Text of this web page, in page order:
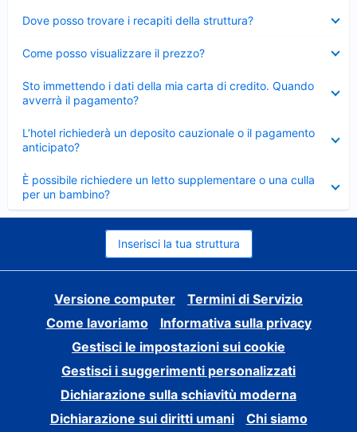
Dove posso trovare i recapiti della struttura?
chiuso
Come posso visualizzare il prezzo?
chiuso
Sto immettendo i dati della mia carta di credito. Quando
avverrà il pagamento?
chiuso
L’hotel richiederà un deposito cauzionale o il pagamento
anticipato?
chiuso
È possibile richiedere un letto supplementare o una culla
per un bambino?
Elemento
chiuso
Inserisci la tua struttura
Versione computer
Termini di Servizio
Come lavoriamo
Informativa sulla privacy
Gestisci le impostazioni sui cookie
Gestisci i suggerimenti personalizzati
Dichiarazione sulla schiavitù moderna
Dichiarazione sui diritti umani
Chi siamo